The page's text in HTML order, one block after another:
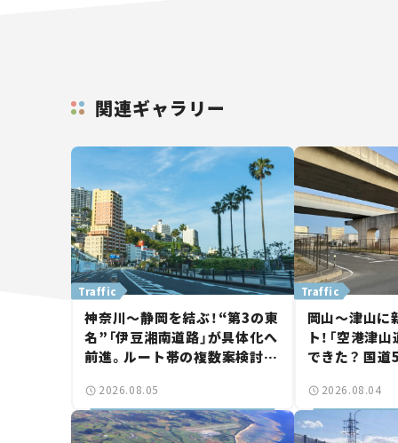
関連ギャラリー
Traffic
神奈川～静岡を結ぶ！“第3の東
名”「伊豆湘南道路」が具体化へ
前進。ルート帯の複数案検討
【いま気になる道路計画】
2026.08.05
Traffic
岡山～津山に
ト！「空港津
できた？ 国
【いま気になる
2026.08.04